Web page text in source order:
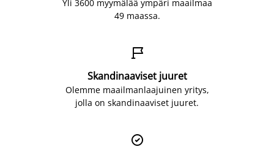
Yli 3600 myymälää ympäri maailmaa
49 maassa.

Skandinaaviset juuret
Olemme maailmanlaajuinen yritys,
jolla on skandinaaviset juuret.
